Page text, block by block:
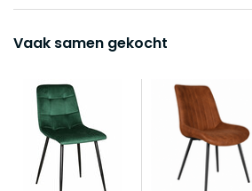
Vaak samen gekocht